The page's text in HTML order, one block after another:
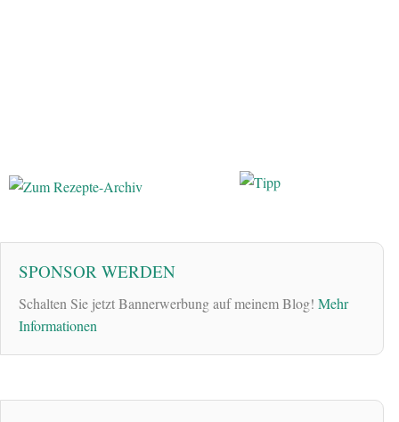
SPONSOR WERDEN
Schalten Sie jetzt Bannerwerbung auf meinem Blog! Mehr
Informationen